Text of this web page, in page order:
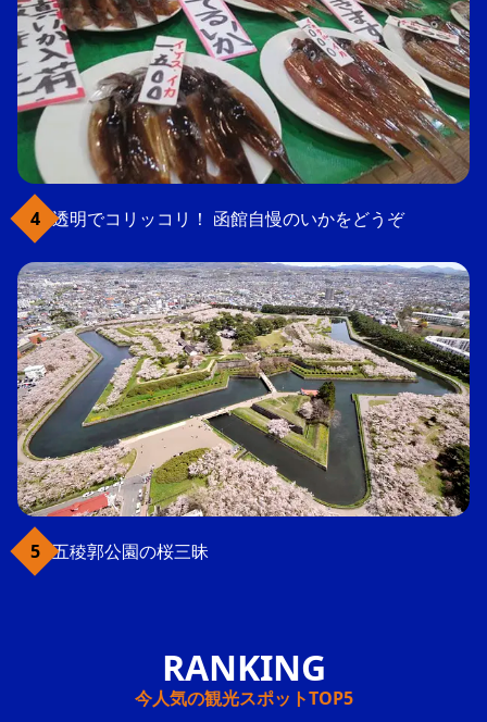
透明でコリッコリ！ 函館自慢のいかをどうぞ
五稜郭公園の桜三昧
今人気の観光スポットTOP5